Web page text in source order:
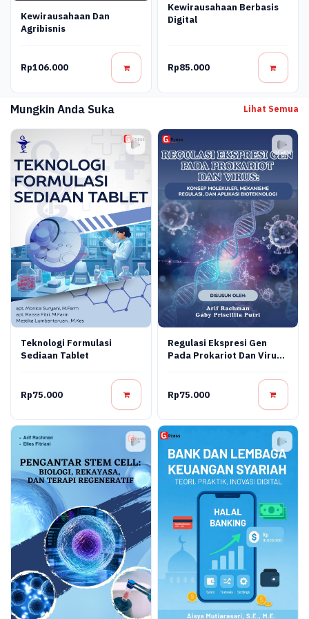
Kewirausahaan Dan
Agribisnis
Rp106.000
Kewirausahaan Berbasis
Digital
Rp85.000
Mungkin Anda Suka Lihat Semua
Teknologi Formulasi
Sediaan Tablet
Rp75.000
Regulasi Ekspresi Gen
Pada Prokariot Dan Virus:
Mekanisme Regulasi, Dan
Aplikasi Bioteknologi
Rp75.000